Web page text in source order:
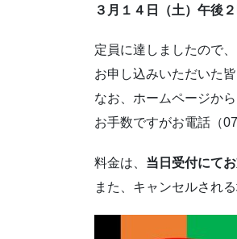
３月１４日（土）午後
定員に達しましたので、
お申し込みいただいた
なお、ホームページか
お手数ですがお電話（
料金は、 当日受付にて
また、キャンセルされ